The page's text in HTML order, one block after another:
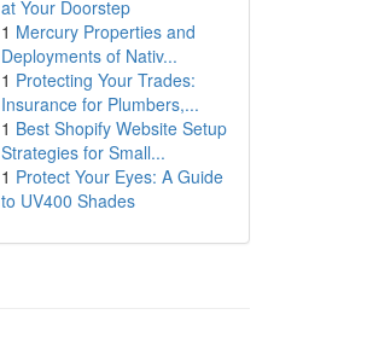
at Your Doorstep
1 Mercury Properties and
Deployments of Nativ...
1 Protecting Your Trades:
Insurance for Plumbers,...
1 Best Shopify Website Setup
Strategies for Small...
1 Protect Your Eyes: A Guide
to UV400 Shades